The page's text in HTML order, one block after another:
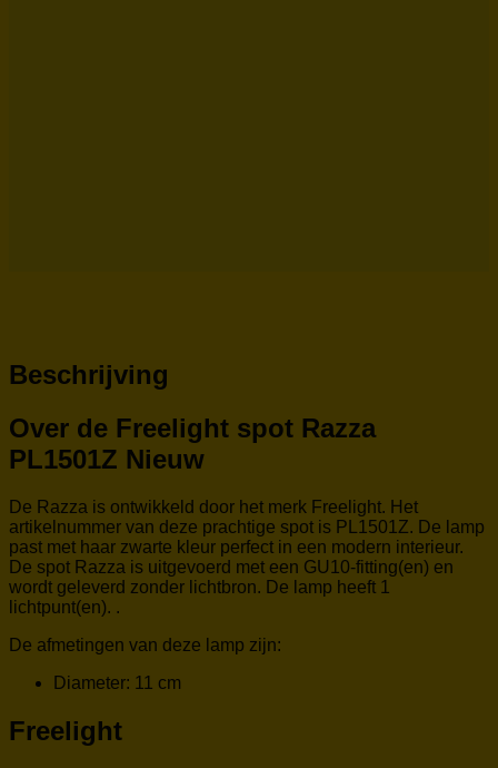
Beschrijving
Over de Freelight spot Razza
PL1501Z Nieuw
De Razza is ontwikkeld door het merk Freelight. Het
artikelnummer van deze prachtige spot is PL1501Z. De lamp
past met haar zwarte kleur perfect in een modern interieur.
De spot Razza is uitgevoerd met een GU10-fitting(en) en
wordt geleverd zonder lichtbron. De lamp heeft 1
lichtpunt(en). .
De afmetingen van deze lamp zijn:
Diameter: 11 cm
Freelight